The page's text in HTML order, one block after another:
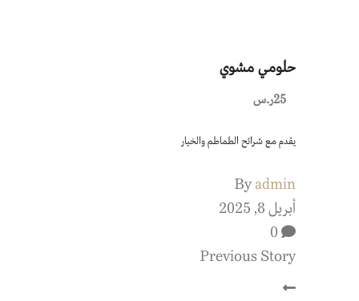
حلومي مشوي
25ر.س
يقدم مع شرائح الطماطم والخيار
Byadmin
أبريل 8, 2025
Previous Story